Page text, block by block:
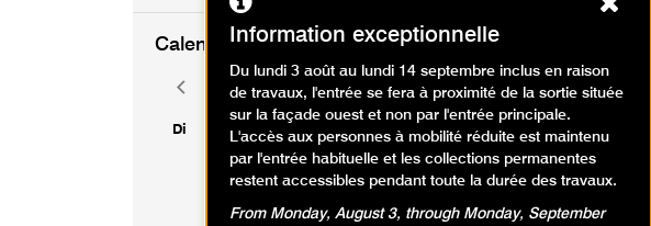
Calendrier des événements
juin 2026
Di Lu Ma Ve Sa
1 2 3 4 5 6
Mois
précédent
Mois
suivant
Information exceptionnelle
Du lundi 3 août au lundi 14 septembre inclus en raison
de travaux, l'entrée se fera à proximité de la sortie située
sur la façade ouest et non par l'entrée principale.
L'accès aux personnes à mobilité réduite est maintenu
par l'entrée habituelle et les collections permanentes
restent accessibles pendant toute la durée des travaux.
From Monday, August 3, through Monday, September